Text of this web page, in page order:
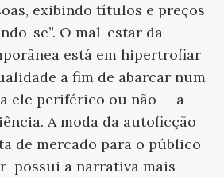
exibindo títulos e preços
se”. O mal-estar da
está em hipertrofiar
a fim de abarcar num
ele periférico ou não — a
A moda da autoficção
de mercado para o público
possui a narrativa mais